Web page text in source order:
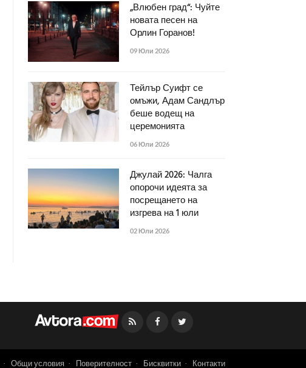
„Влюбен град“: Чуйте
новата песен на
Орлин Горанов!
09 Юли 2026
Тейлър Суифт се
омъжи, Адам Сандлър
беше водещ на
церемонията
06 Юли 2026
Джулай 2026: Чалга
опорочи идеята за
посрещането на
изгрева на 1 юли
02 Юли 2026
Facebook
Общи условия Поверителност Бисквитки Контакти